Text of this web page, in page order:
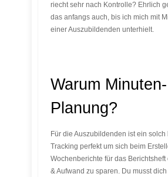
riecht sehr nach Kontrolle? Ehrlich
das anfangs auch, bis ich mich mit
einer Auszubildenden unterhielt.
Warum Minuten-
Planung?
Für die Auszubildenden ist ein solch
Tracking perfekt um sich beim
Wochenberichte für das
& Aufwand zu sparen. Du musst